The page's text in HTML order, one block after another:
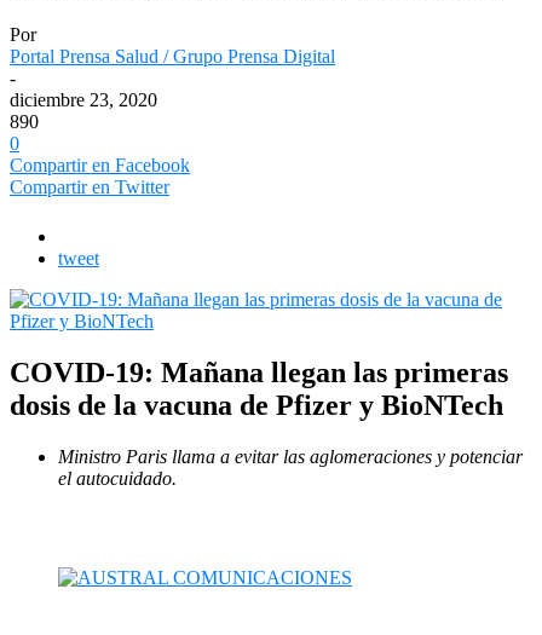
Por
Portal Prensa Salud / Grupo Prensa Digital
-
diciembre 23, 2020
890
0
Compartir en Facebook
Compartir en Twitter
tweet
COVID-19: Mañana llegan las primeras
dosis de la vacuna de Pfizer y BioNTech
Ministro Paris llama a evitar las aglomeraciones y potenciar
el autocuidado.